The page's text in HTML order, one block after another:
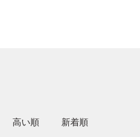
高い順 新着順